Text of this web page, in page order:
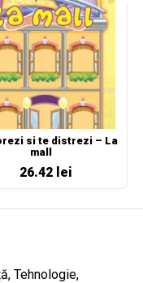
si te distrezi – La
mall
26.42 lei
Tehnologie,